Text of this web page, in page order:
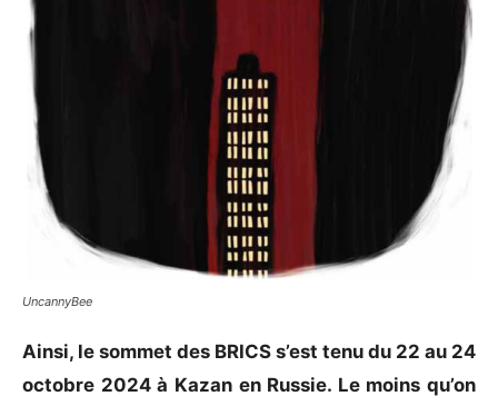
UncannyBee
Ainsi, le sommet des BRICS s’est tenu du 22 au 24
octobre 2024 à Kazan en Russie. Le moins qu’on